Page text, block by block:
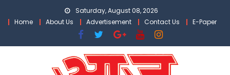
Saturday, August 08, 2026
Home
About Us Advertisement Contact Us E-Paper